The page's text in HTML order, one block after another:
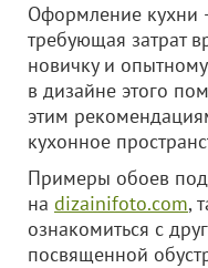
Оформление кухни
требующая затрат
новичку и
в дизайне этого
этим
кухонное
Примеры обоев
на dizainifoto.com,
ознакомиться с
посвященной